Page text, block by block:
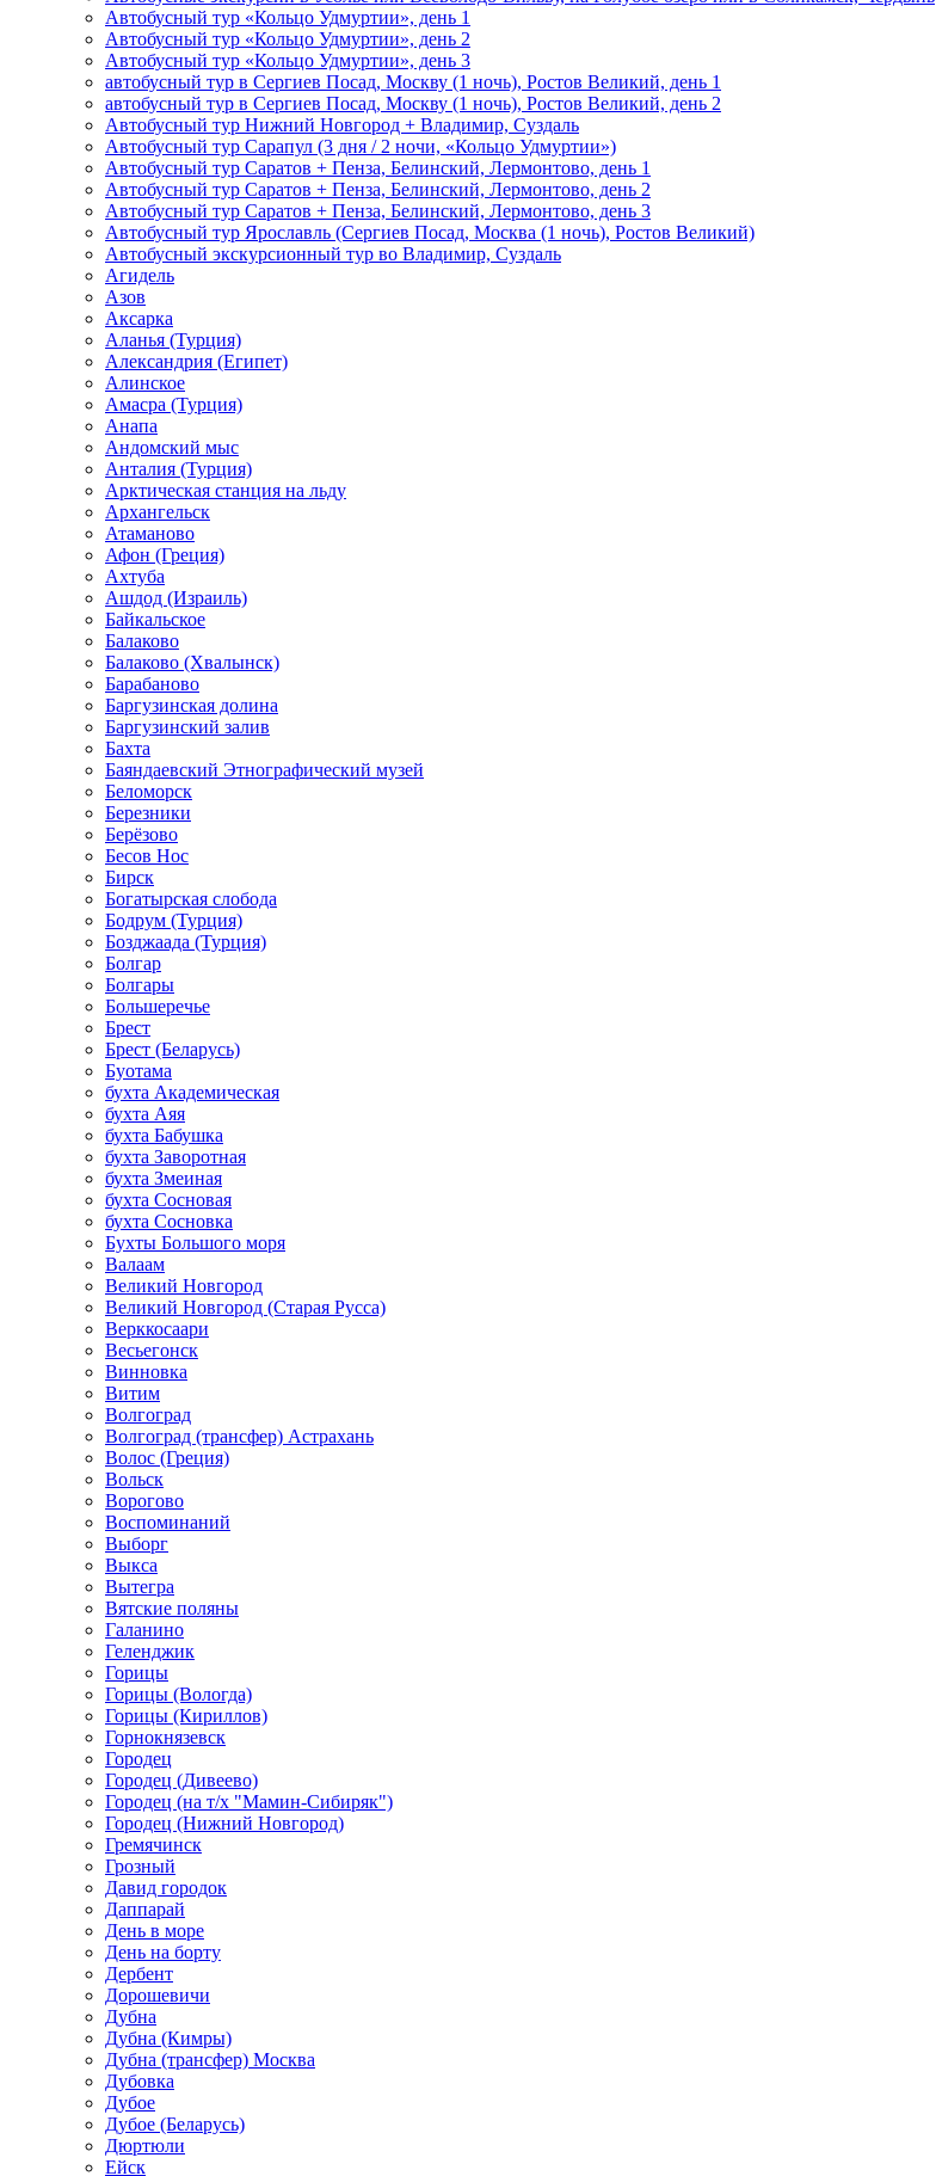
Автобусный тур «Кольцо Удмуртии», день 1
Автобусный тур «Кольцо Удмуртии», день 2
Автобусный тур «Кольцо Удмуртии», день 3
автобусный тур в Сергиев Посад, Москву (1 ночь), Ростов Великий, день 1
автобусный тур в Сергиев Посад, Москву (1 ночь), Ростов Великий, день 2
Автобусный тур Нижний Новгород + Владимир, Суздаль
Автобусный тур Сарапул (3 дня / 2 ночи, «Кольцо Удмуртии»)
Автобусный тур Саратов + Пенза, Белинский, Лермонтово, день 1
Автобусный тур Саратов + Пенза, Белинский, Лермонтово, день 2
Автобусный тур Саратов + Пенза, Белинский, Лермонтово, день 3
Автобусный тур Ярославль (Сергиев Посад, Москва (1 ночь), Ростов Великий)
Автобусный экскурсионный тур во Владимир, Суздаль
Агидель
Азов
Аксарка
Аланья (Турция)
Александрия (Египет)
Алинское
Амасра (Турция)
Анапа
Андомский мыс
Анталия (Турция)
Арктическая станция на льду
Архангельск
Атаманово
Афон (Греция)
Ахтуба
Ашдод (Израиль)
Байкальское
Балаково
Балаково (Хвалынск)
Барабаново
Баргузинская долина
Баргузинский залив
Бахта
Баяндаевский Этнографический музей
Беломорск
Березники
Берёзово
Бесов Нос
Бирск
Богатырская слобода
Бодрум (Турция)
Бозджаада (Турция)
Болгар
Болгары
Большеречье
Брест
Брест (Беларусь)
Буотама
бухта Академическая
бухта Аяя
бухта Бабушка
бухта Заворотная
бухта Змеиная
бухта Сосновая
бухта Сосновка
Бухты Большого моря
Валаам
Великий Новгород
Великий Новгород (Старая Русса)
Верккосаари
Весьегонск
Винновка
Витим
Волгоград
Волгоград (трансфер) Астрахань
Волос (Греция)
Вольск
Ворогово
Воспоминаний
Выборг
Выкса
Вытегра
Вятские поляны
Галанино
Геленджик
Горицы
Горицы (Вологда)
Горицы (Кириллов)
Горнокнязевск
Городец
Городец (Дивеево)
Городец (на т/х "Мамин-Сибиряк")
Городец (Нижний Новгород)
Гремячинск
Грозный
Давид городок
Даппарай
День в море
День на борту
Дербент
Дорошевичи
Дубна
Дубна (Кимры)
Дубна (трансфер) Москва
Дубовка
Дубое
Дубое (Беларусь)
Дюртюли
Ейск